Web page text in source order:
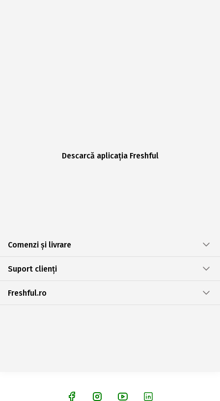
Descarcă aplicația Freshful
Comenzi și livrare
Suport clienți
Freshful.ro